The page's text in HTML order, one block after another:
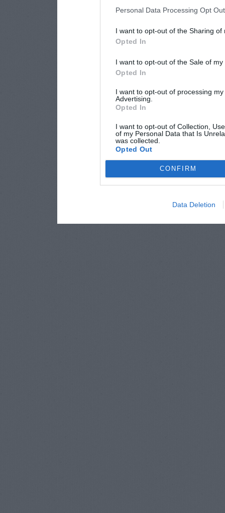
Personal Data Processing Opt
I want to opt-out of the Sharing of
Opted In
I want to opt-out of the Sale of
Opted In
I want to opt-out of processing
Advertising.
Opted In
I want to opt-out of Collection,
of my Personal Data that Is
was collected.
Opted Out
CONFIRM
Data Deletion